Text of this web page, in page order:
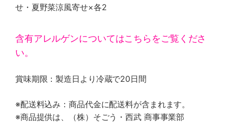
せ・夏野菜涼風寄せ×各2
含有アレルゲンについてはこちらをご覧くださ
い。
賞味期限：製造日より冷蔵で20日間
※配送料込み：商品代金に配送料が含まれます。
※商品提供は、（株）そごう・西武 商事事業部